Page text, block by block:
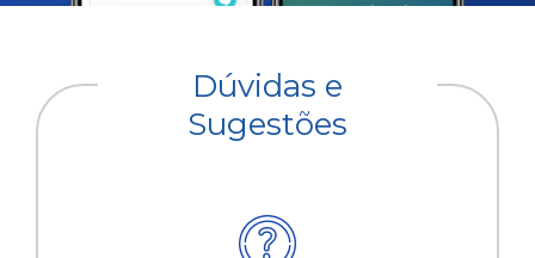
Dúvidas e
Sugestões